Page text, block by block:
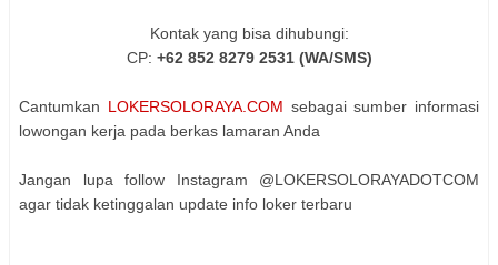
Kontak yang bisa dihubungi:
CP: +62 852 8279 2531 (WA/SMS)
Cantumkan LOKERSOLORAYA.COM sebagai sumber informasi
lowongan kerja pada berkas lamaran Anda
Jangan lupa follow Instagram @LOKERSOLORAYADOTCOM
agar tidak ketinggalan update info loker terbaru